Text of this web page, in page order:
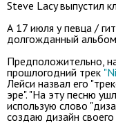
Steve Lacy выпустил
А 17 июля у певца /
долгожданный альбом
Предположительно,
прошлогодний трек
Лейси назвал его
эре". "На эту песню
использую слово
создаю дизайн своего